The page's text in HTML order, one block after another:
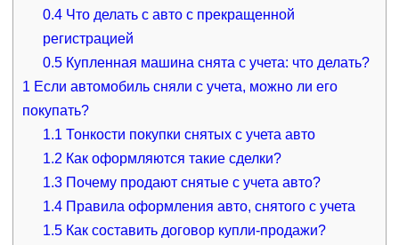
0.4 Что делать с авто с прекращенной
регистрацией
0.5 Купленная машина снята с учета: что делать?
1 Если автомобиль сняли с учета, можно ли его
покупать?
1.1 Тонкости покупки снятых с учета авто
1.2 Как оформляются такие сделки?
1.3 Почему продают снятые с учета авто?
1.4 Правила оформления авто, снятого с учета
1.5 Как составить договор купли-продажи?